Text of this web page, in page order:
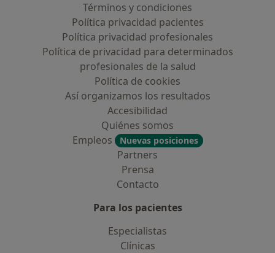
Términos y condiciones
Política privacidad pacientes
Política privacidad profesionales
Política de privacidad para determinados
profesionales de la salud
Política de cookies
Así organizamos los resultados
Accesibilidad
Quiénes somos
Empleos
Nuevas posiciones
Partners
Prensa
Contacto
Para los pacientes
Especialistas
Clínicas